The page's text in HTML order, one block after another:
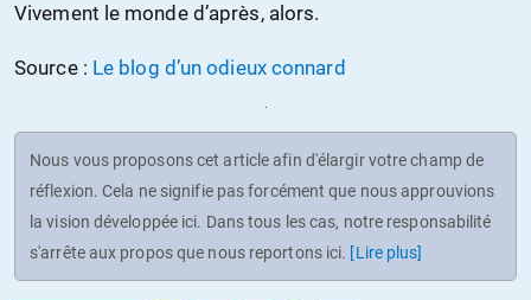
Vivement le monde d’après, alors.
Source : Le blog d’un odieux connard
Nous vous proposons cet article afin d'élargir votre champ de
réflexion. Cela ne signifie pas forcément que nous approuvions
la vision développée ici. Dans tous les cas, notre responsabilité
s'arrête aux propos que nous reportons ici. [Lire plus]